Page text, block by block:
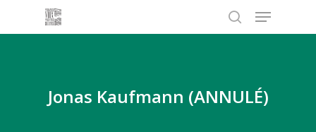
search
Menu
Jonas Kaufmann (ANNULÉ)